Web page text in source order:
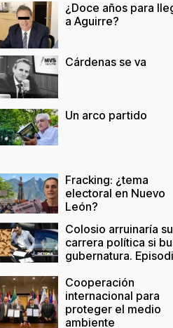
¿Doce años para
a Aguirre?
Cárdenas se va
Un arco partido
Fracking: ¿tema
electoral en Nuevo
León?
Colosio arruinaría su
carrera política si
gubernatura.
Cooperación
internacional para
proteger el medio
ambiente